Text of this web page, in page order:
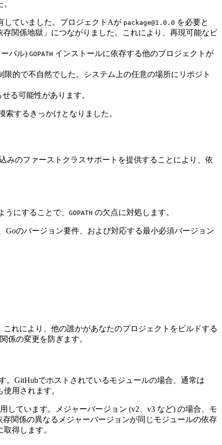
していました。プロジェクトAが package@1.0.0 を必要と
関係地獄」につながりました。これにより、再現可能なビ
バル) GOPATH インストールに依存する他のプロジェクトが
的で不自然でした。システム上の任意の場所にリポジト
る可能性があります。
索するきっかけとなりました。
みのファーストクラスサポートを提供することにより、依
にすることで、 GOPATH の欠点に対処します。
のバージョン要件、および対応する最小必須バージョン
れにより、他の誰かがあなたのプロジェクトをビルドする
係の変更を防ぎます。
GitHubでホストされているモジュールの場合、通常は
用されます。
しています。メジャーバージョン (v2、v3 など) の場合、モ
関係の異なるメジャーバージョンが同じモジュールの依存
得します。